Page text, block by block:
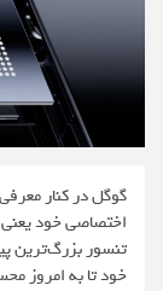
اختصاصی خود
تنسور بزرگ‌ترین
خود تا به امروز